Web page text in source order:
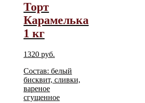
Торт
Карамелька
1 кг
1320 руб.
Состав: белый
бисквит, сливки,
вареное
сгущенное